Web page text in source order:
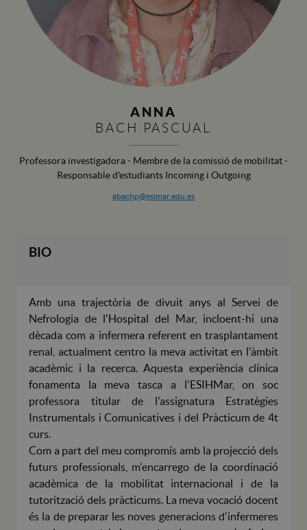
ANNA
BACH PASCUAL
Professora investigadora - Membre de la comissió de mobilitat -
Responsable d'estudiants Incoming i Outgoing
abachp@esimar.edu.es
BIO
Amb una trajectòria de divuit anys al Servei de
Nefrologia de l'Hospital del Mar, incloent-hi una
dècada com a infermera referent en trasplantament
renal, actualment centro la meva activitat en l'àmbit
acadèmic i la recerca. Aquesta experiència clínica
fonamenta la meva tasca a l'ESIHMar, on soc
professora titular de l'assignatura Estratègies
Instrumentals i Comunicatives i del Pràcticum de 4t
curs.
Com a part del meu compromís amb la projecció dels
futurs professionals, m'encarrego de la coordinació
acadèmica de la mobilitat internacional i de la
tutorització dels pràcticums. La meva vocació docent
és la de preparar les noves generacions d'infermeres